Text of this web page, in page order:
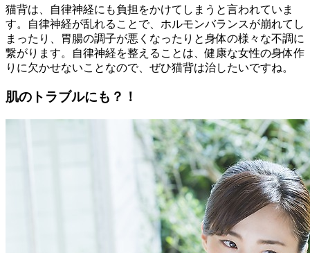
猫背は、自律神経にも負担をかけてしまうと言われていま
す。自律神経が乱れることで、ホルモンバランスが崩れてし
まったり、胃腸の調子が悪くなったりと身体の様々な不調に
繋がります。自律神経を整えることは、健康な女性の身体作
りに欠かせないことなので、ぜひ猫背は治したいですね。
肌のトラブルにも？！